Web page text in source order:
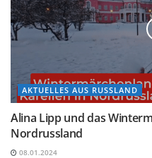
AKTUELLES AUS RUSSLAND
Alina Lipp und das
Nordrussland
08.01.2024